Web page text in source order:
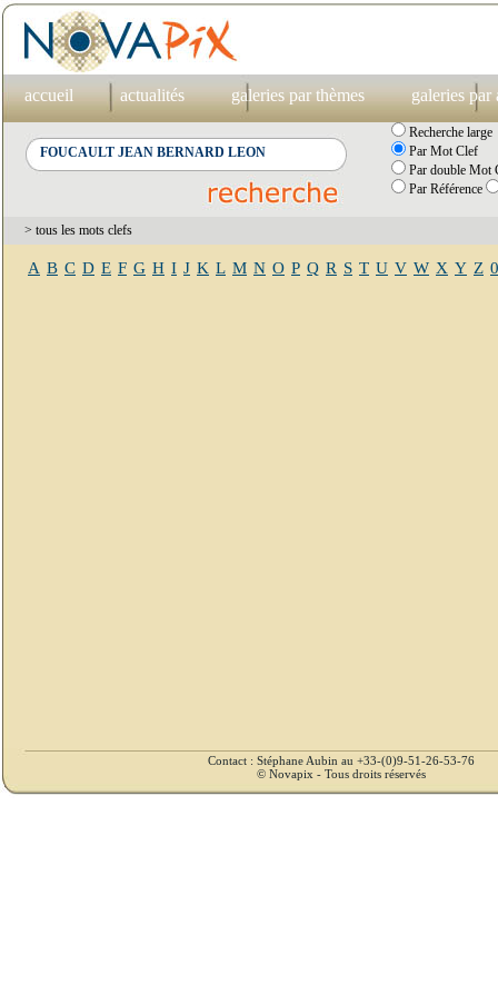
accueil actualités galeries par thèmes galeries par
Recherche large
Par Mot Clef
Par double Mot
Par Référence
> tous les mots clefs
A B C D E F G H I J K L M N O P Q R S T U V W X Y Z 0
Contact : Stéphane Aubin au +33-(0)9-51-26-53-76
© Novapix - Tous droits réservés